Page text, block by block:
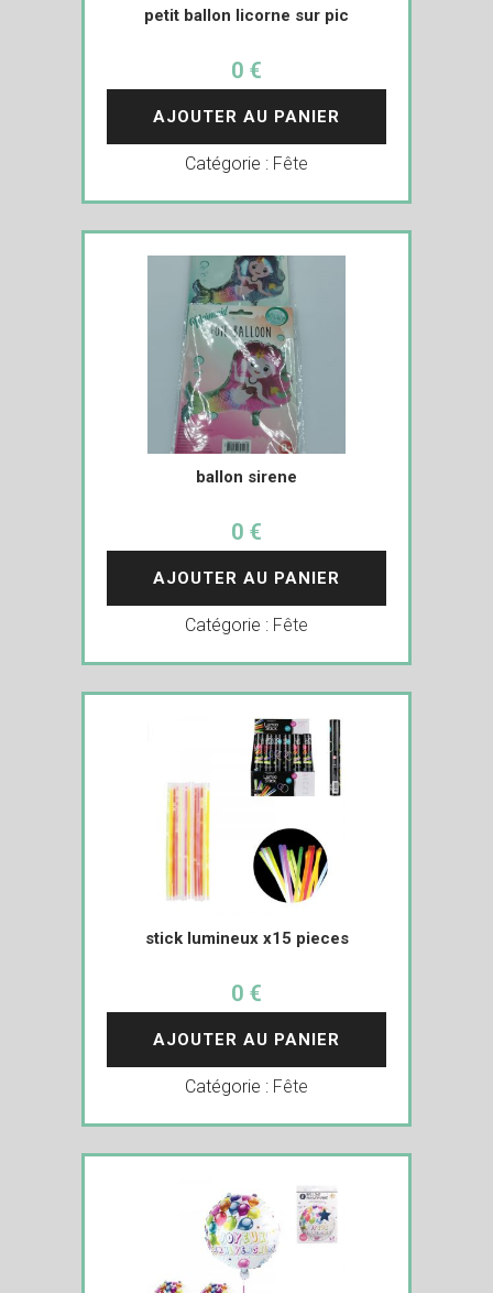
petit ballon licorne sur pic
0 €
AJOUTER AU PANIER
Catégorie : Fête
ballon sirene
0 €
AJOUTER AU PANIER
Catégorie : Fête
stick lumineux x15 pieces
0 €
AJOUTER AU PANIER
Catégorie : Fête